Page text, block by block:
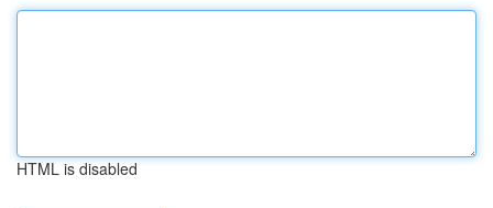
HTML is disabled